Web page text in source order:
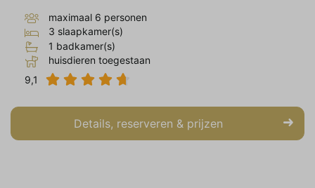
maximaal 6 personen
3 slaapkamer(s)
1 badkamer(s)
huisdieren toegestaan
9,1
Details, reserveren & prijzen